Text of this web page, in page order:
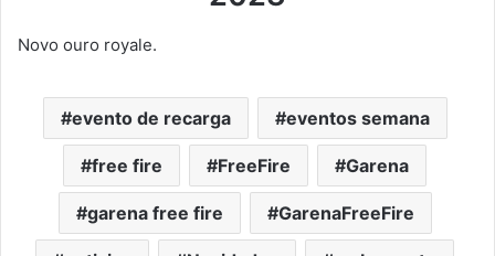
Novo ouro royale.
evento de recarga eventos semana
free fire FreeFire Garena
garena free fire GarenaFreeFire